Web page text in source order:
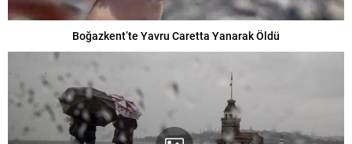
Boğazkent’te Yavru Caretta Yanarak Öldü